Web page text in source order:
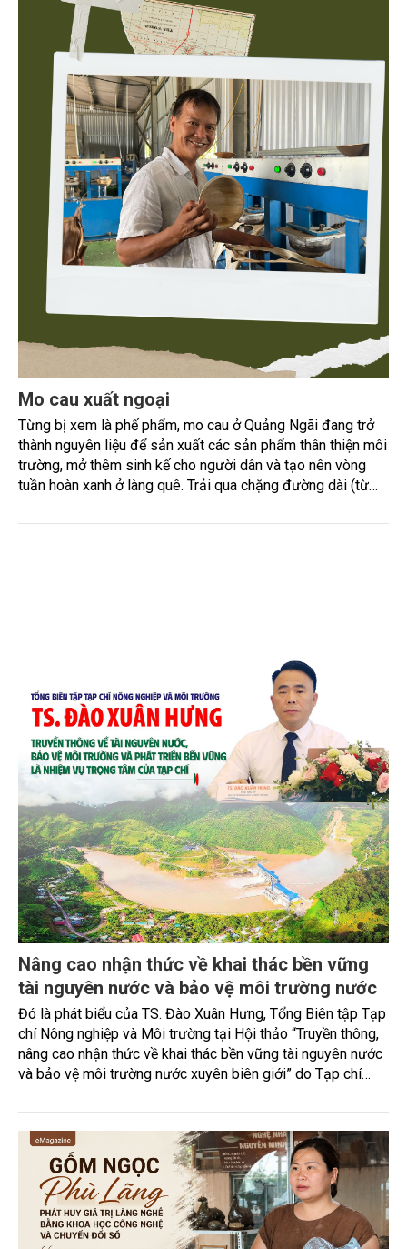
Mo cau xuất ngoại
Từng bị xem là phế phẩm, mo cau ở Quảng Ngãi đang trở
thành nguyên liệu để sản xuất các sản phẩm thân thiện môi
trường, mở thêm sinh kế cho người dân và tạo nên vòng
tuần hoàn xanh ở làng quê. Trải qua chặng đường dài (từ
trong nước và quốc tế đón nhận.
Nâng cao nhận thức về khai thác bền vững
tài nguyên nước và bảo vệ môi trường nước
Đó là phát biểu của TS. Đào Xuân Hưng, Tổng Biên tập Tạp
chí Nông nghiệp và Môi trường tại Hội thảo “Truyền thông,
nâng cao nhận thức về khai thác bền vững tài nguyên nước
và bảo vệ môi trường nước xuyên biên giới” do Tạp chí
và Môi trường tỉnh Lai Châu tổ chức ngày 10/7/2026. Hội
thảo thu hút sự tham gia của hơn 100 đại biểu là lãnh đạo
các đơn vị thuộc Bộ Nông nghiệp và Môi trường, chuyên
gia, nhà khoa học, Sở Nông nghiệp và Môi trường tỉnh Lai
Châu và đại diện các cơ quan đơn vị doanh nghiệp ở các
tỉnh miền núi phía Bắc.